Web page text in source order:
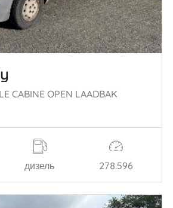
CABINE OPEN LAADBAK
дизель 278.596